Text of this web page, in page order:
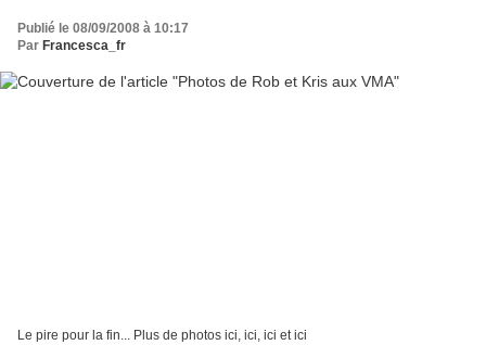
Publié le 08/09/2008 à 10:17
Par Francesca_fr
Le pire pour la fin... Plus de photos ici, ici, ici et ici